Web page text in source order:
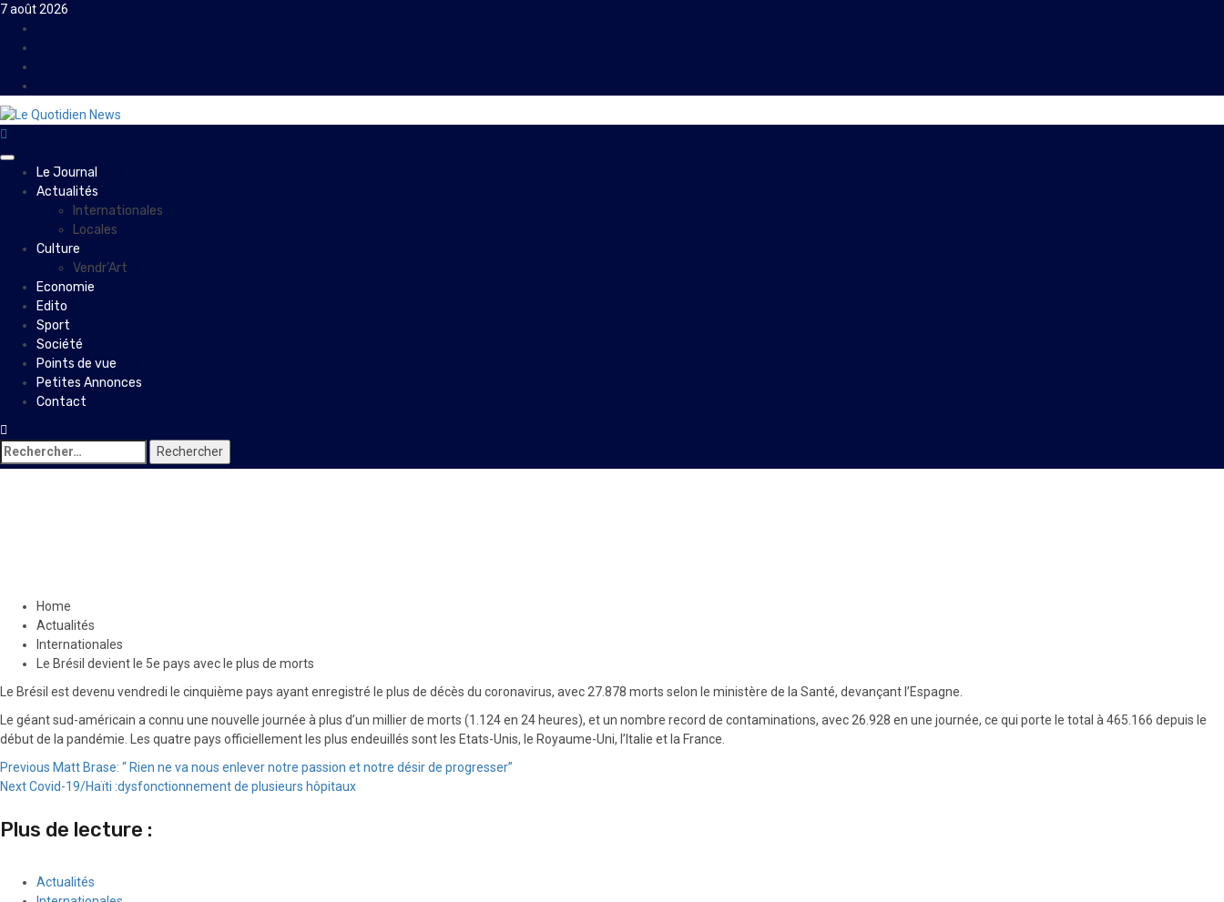
Skip
content
7 août 2026
PrimaryLe Journal
Actualités
Internationales
Locales
Culture
Vendr’Art
Economie
Edito
Sport
Société
Points de vue
Petites Annonces
Contact
Rechercher :
Home
Actualités
Internationales
Le Brésil devient le 5e pays avec le plus de morts
Le Brésil est devenu vendredi le cinquième pays ayant enregistré le plus de décès du coronavirus, avec 27.878 morts selon le ministère de la Santé, devançant l’Espagne.
Le géant sud-américain a connu une nouvelle journée à plus d’un millier de morts (1.124 en 24 heures), et un nombre record de contaminations, avec 26.928 en une journée, ce qui porte le total à 465.166 depuis le
début de la pandémie. Les quatre pays officiellement les plus endeuillés sont les Etats-Unis, le Royaume-Uni, l’Italie et la France.
Continue
Reading
Previous Matt Brase: “ Rien ne va nous enlever notre passion et notre désir de progresser”
NextCovid-19/Haïti :dysfonctionnement de plusieurs hôpitaux
Plus de lecture :
Actualités